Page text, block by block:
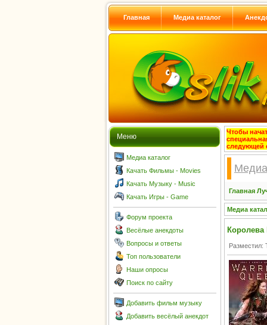
Главная Медиа каталог
Меню
Медиа каталог
Качать Фильмы - Movies
Качать Музыку - Music
Качать Игры - Game
Форум проекта
Весёлые анекдоты
Вопросы и ответы
Топ пользователи
Наши опросы
Поиск по сайту
Добавить фильм музыку
Добавить весёлый анекдот
Чтобы
следующей
Медиа
Главная
Медиа
Разместил: